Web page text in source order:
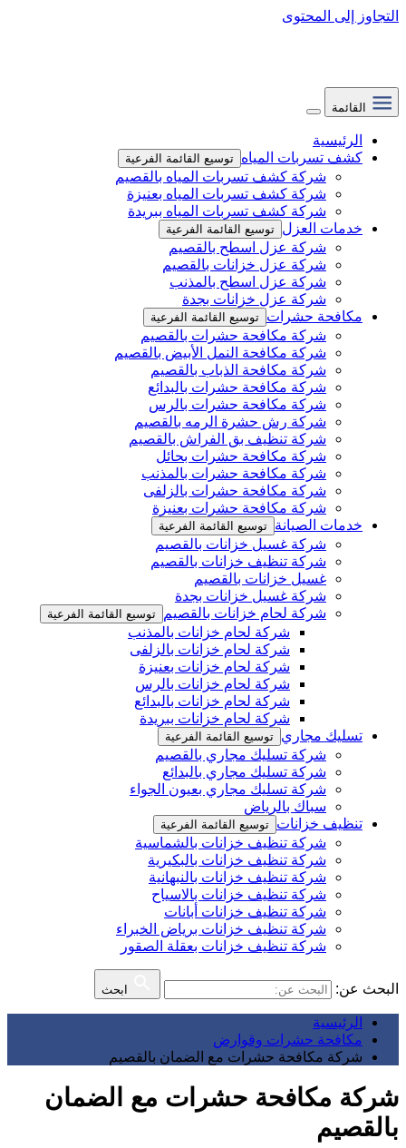
التجاوز إلى المحتوى
القائمة
الرئيسية
كشف تسربات المياه توسيع القائمة الفرعية
شركة كشف تسربات المياه بالقصيم
شركة كشف تسربات المياه بعنيزة
شركة كشف تسربات المياه ببريدة
خدمات العزل توسيع القائمة الفرعية
شركة عزل اسطح بالقصيم
شركة عزل خزانات بالقصيم
شركة عزل اسطح بالمذنب
شركة عزل خزانات بجدة
مكافحة حشرات توسيع القائمة الفرعية
شركة مكافحة حشرات بالقصيم
شركة مكافحة النمل الأبيض بالقصيم
شركة مكافحة الذباب بالقصيم
شركة مكافحة حشرات بالبدائع
شركة مكافحة حشرات بالرس
شركة رش حشرة الرمه بالقصيم
شركة تنظيف بق الفراش بالقصيم
شركة مكافحة حشرات بحائل
شركة مكافحة حشرات بالمذنب
شركة مكافحة حشرات بالزلفى
شركة مكافحة حشرات بعنيزة
خدمات الصيانة توسيع القائمة الفرعية
شركة غسيل خزانات بالقصيم
شركة تنظيف خزانات بالقصيم
غسيل خزانات بالقصيم
شركة غسيل خزانات بجدة
شركة لحام خزانات بالقصيم
توسيع القائمة الفرعية
شركة لحام خزانات بالمذنب
شركة لحام خزانات بالزلفى
شركة لحام خزانات بعنيزة
شركة لحام خزانات بالرس
شركة لحام خزانات بالبدائع
شركة لحام خزانات ببريدة
تسليك مجاري توسيع القائمة الفرعية
شركة تسليك مجاري بالقصيم
شركة تسليك مجاري بالبدائع
شركة تسليك مجاري بعيون الجواء
سباك بالرياض
تنظيف خزانات توسيع القائمة الفرعية
شركة تنظيف خزانات بالشماسية
شركة تنظيف خزانات بالبكيرية
شركة تنظيف خزانات بالنبهانية
شركة تنظيف خزانات بالاسياح
شركة تنظيف خزانات أبانات
شركة تنظيف خزانات برياض الخبراء
شركة تنظيف خزانات بعقلة الصقور
البحث عن: ابحث
الرئيسية
مكافحة حشرات وقوارض
شركة مكافحة حشرات مع الضمان بالقصيم
شركة مكافحة حشرات مع الضمان
بالقصيم